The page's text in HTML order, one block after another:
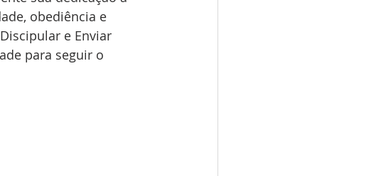
obediência e
e Enviar
para seguir o